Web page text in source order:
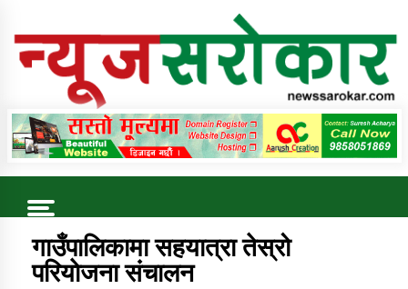
Online News Portal
Trending Now
गाउँपालिकामा सहयात्रा तेस्रो
परियाेजना संचालन